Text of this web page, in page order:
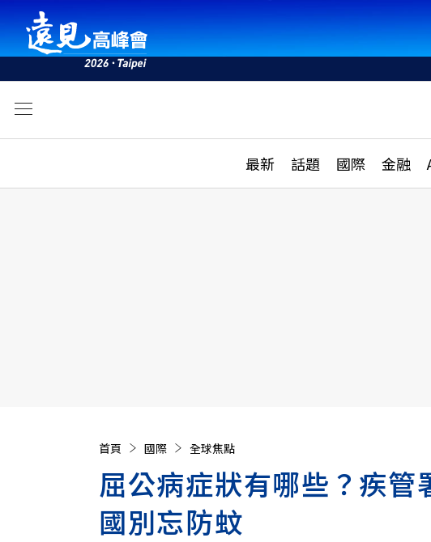
最新 話題 國際 金融
活動
話題
首頁 國際 全球焦點
屈公病症狀有哪些？疾管
國別忘防蚊